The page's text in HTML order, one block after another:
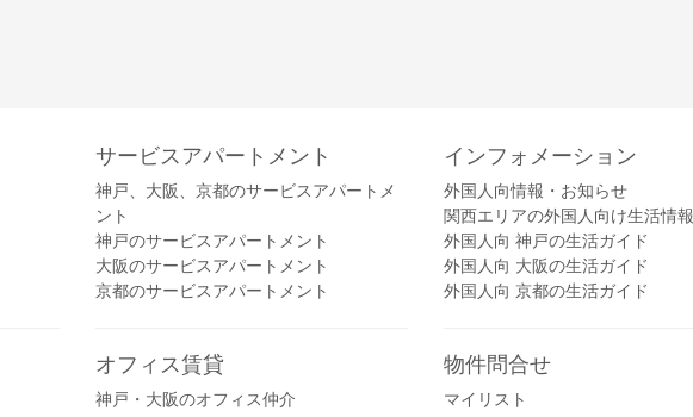
サービスアパートメント
神戸、大阪、京都のサービスアパートメ
ント
神戸のサービスアパートメント
大阪のサービスアパートメント
京都のサービスアパートメント
オフィス賃貸
神戸・大阪のオフィス仲介
インフォメーション
外国人向情報・お知らせ
関西エリアの外国人向け生活情報
外国人向 神戸の生活ガイド
外国人向 大阪の生活ガイド
外国人向 京都の生活ガイド
物件問合せ
マイリスト